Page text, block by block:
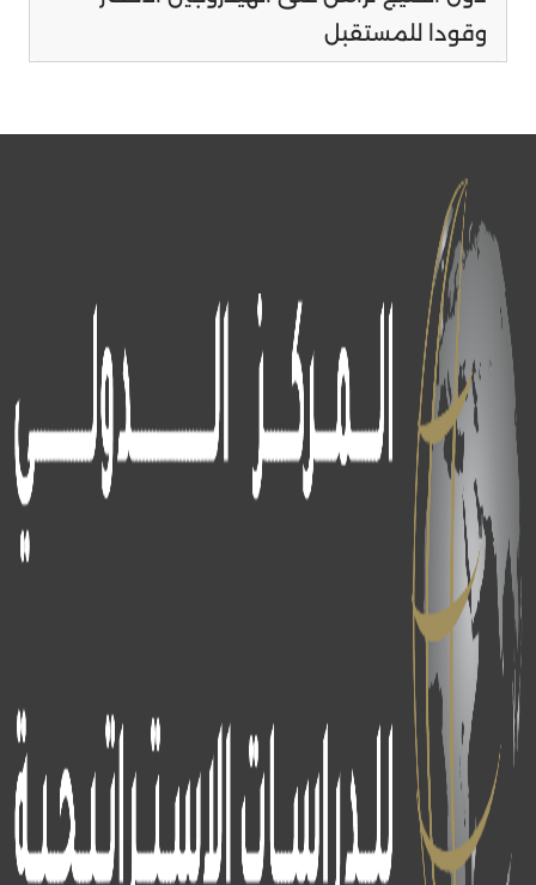
وقودا للمستقبل